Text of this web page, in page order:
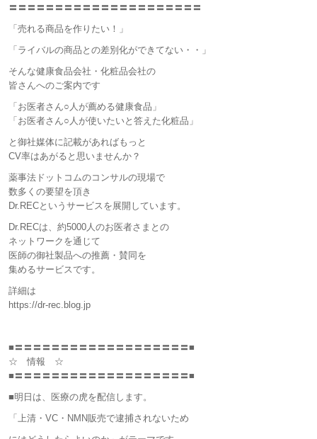
〓〓〓〓〓〓〓〓〓〓〓〓〓〓〓〓〓〓〓〓〓
「売れる商品を作りたい！」
「ライバルの商品との差別化ができてない・・」
そんな健康食品会社・化粧品会社の
皆さんへのご案内です
「お医者さん○人が薦める健康食品」
「お医者さん○人が使いたいと答えた化粧品」
と御社媒体に記載があればもっと
CV率はあがると思いませんか？
薬事法ドットコムのコンサルの現場で
数多くの要望を頂き
Dr.RECというサービスを展開しています。
Dr.RECは、約5000人のお医者さまとの
ネットワークを通じて
医師の御社製品への推薦・賛同を
集めるサービスです。
詳細は
https://dr-rec.blog.jp
■〓〓〓〓〓〓〓〓〓〓〓〓〓〓〓〓〓〓〓■
☆ 情報 ☆
■〓〓〓〓〓〓〓〓〓〓〓〓〓〓〓〓〓〓〓■
■明日は、医療の虎を配信します。
「上清・VC・NMN販売で逮捕されないため